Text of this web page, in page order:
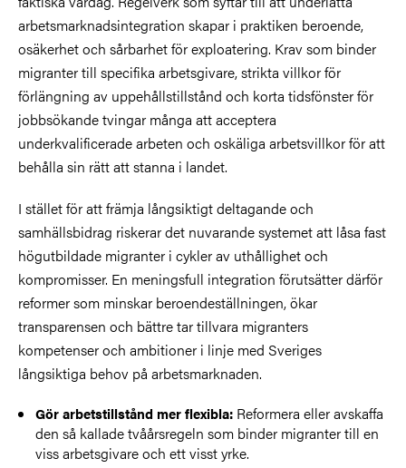
arbetsmarknadsintegration skapar i praktiken beroende,
osäkerhet och sårbarhet för exploatering. Krav som binder
migranter till specifika arbetsgivare, strikta villkor för
förlängning av uppehållstillstånd och korta tidsfönster för
jobbsökande tvingar många att acceptera
underkvalificerade arbeten och oskäliga arbetsvillkor för att
behålla sin rätt att stanna i landet.
I stället för att främja långsiktigt deltagande och
samhällsbidrag riskerar det nuvarande systemet att låsa fast
högutbildade migranter i cykler av uthållighet och
kompromisser. En meningsfull integration förutsätter därför
reformer som minskar beroendeställningen, ökar
transparensen och bättre tar tillvara migranters
kompetenser och ambitioner i linje med Sveriges
långsiktiga behov på arbetsmarknaden.
Gör arbetstillstånd mer flexibla: Reformera eller avskaffa
den så kallade tvåårsregeln som binder migranter till en
viss arbetsgivare och ett visst yrke.